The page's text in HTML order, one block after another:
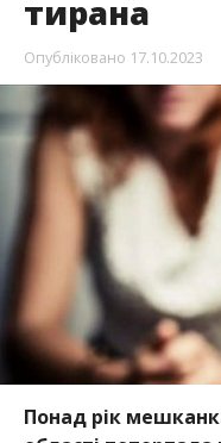
Понад рік
області потерпала
насильства.
потім добрався до
обличчя 4-річну
краплею для
переїхала до матері
Про це повідомляє
Інформатор Україна